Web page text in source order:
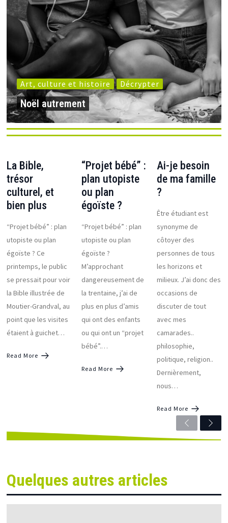
Art, culture et histoire Décrypter
Noël autrement
La Bible,
trésor
culturel, et
bien plus
“Projet bébé” : plan
utopiste ou plan
égoïste ? Ce
printemps, le public
se pressait pour voir
la Bible illustrée de
Moutier-Grandval, au
point que les visites
étaient à guichet…
Read More
“Projet bébé” :
plan utopiste
ou plan
égoïste ?
“Projet bébé” : plan
utopiste ou plan
égoïste ?
M’approchant
dangereusement de
la trentaine, j’ai de
plus en plus d’amis
qui ont des enfants
ou qui ont un “projet
bébé”.…
Read More
Ai-je besoin
de ma famille
?
Être étudiant est
synonyme de
côtoyer des
personnes de tous
les horizons et
milieux. J’ai donc des
occasions de
discuter de tout
avec mes
camarades..
philosophie,
politique, religion..
Dernièrement,
nous…
Read More
PreviousNext
Quelques autres articles